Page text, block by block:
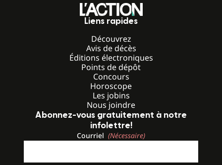
Liens rapides
Découvrez
Avis de décès
Éditions électroniques
Points de dépôt
Concours
Horoscope
Les jobins
Nous joindre
Abonnez-vous gratuitement à notre
infolettre!
Courriel (Nécessaire)